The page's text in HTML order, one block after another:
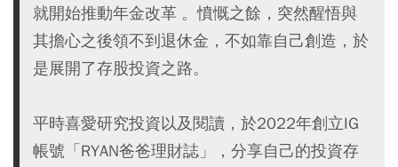
就開始推動年金改革 。憤慨之餘，突然醒悟與
其擔心之後領不到退休金，不如靠自己創造，於
是展開了存股投資之路。
平時喜愛研究投資以及閱讀，於2022年創立IG
帳號「RYAN爸爸理財誌」，分享自己的投資存